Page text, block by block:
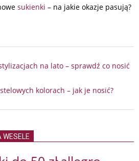
sukienki – na jakie okazje pasują?
na lato – sprawdź co nosić
kolorach – jak je nosić?
WESELE